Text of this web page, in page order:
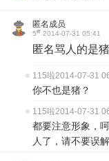
匿名成员
5# 2014-07-31 05:41
匿名骂人的是
115啦2014-07-31
你不也是猪？
115啦2014-07-31
都要注意形象，
人了，请不要误解